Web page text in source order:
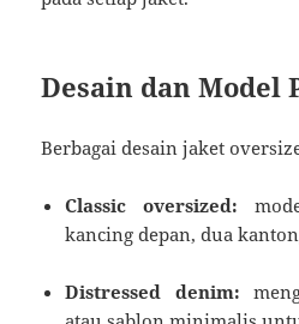
Desain dan Model
Berbagai desain jaket
Classic oversized:
kancing depan, dua
Distressed denim: